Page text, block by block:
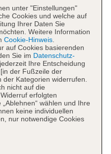
40 Suiten und
die mit einem
unter "Einstellungen"
Cookies und welche auf
Ihrer Daten Sie
Weitere Information
Cookie-Hinweis.
auf Cookies basierenden
Sie im Datenschutz-
Ihre Entscheidung
der Fußzeile der
Kategorien widerrufen.
nicht auf die
erfolgten
wählen und Ihre
keine individuellen
nur notwendige Cookies